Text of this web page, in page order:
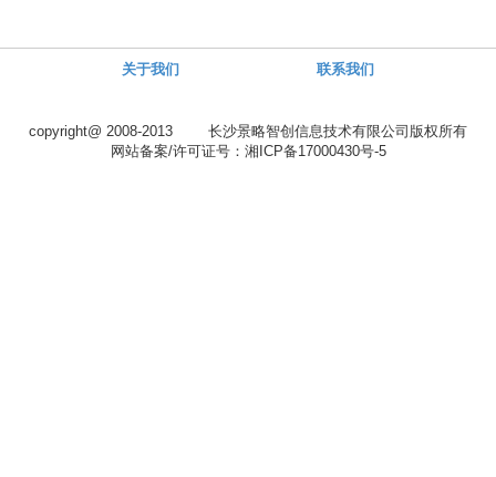
关于我们 联系我们
copyright@ 2008-2013 长沙景略智创信息技术有限公司版权所有
网站备案/许可证号：湘ICP备17000430号-5